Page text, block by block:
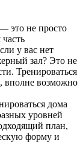
это не просто
у вас нет
зал? Это не
Тренироваться
вполне возможно
дома
уровней
план,
форму и